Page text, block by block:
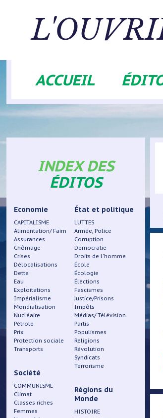
Navigation
ACCUEIL
INDEX DES
ÉDITOS
Economie
CAPITALISME
Alimentation/ Faim
Assurances
Chômage
Crises
Délocalisations
Dette
Eau
Exploitations
Impérialisme
Mondialisation
Nucléaire
Pétrole
Prix
Protection sociale
Transports
Société
COMMUNISME
Climat
Classes riches
Femmes
État et politique
LUTTES
Armée, Police
Corruption
Démocratie
Droits de l'homme
École
Écologie
Élections
Fascismes
Justice/Prisons
Impôts
Médias/ Télévision
Partis
Populismes
Religions
Révolution
Syndicats
Terrorisme
Régions du
Monde
HISTOIRE